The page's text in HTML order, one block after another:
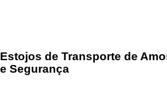
Estojos de Transporte de
e Segurança